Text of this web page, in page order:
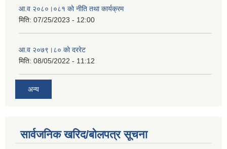
आ.व २०८०।०८१ काे नीति तथा कार्यक्रम
मिति: 07/25/2023 - 12:00
आ.व २०७९।८० काे दररेट
मिति: 08/05/2022 - 11:12
अन्य
सार्वजनिक खरिद/बोलपत्र सूचना